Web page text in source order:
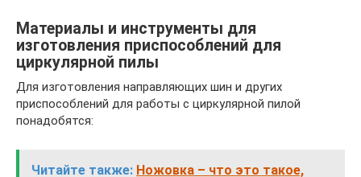
Материалы и инструменты для
изготовления приспособлений для
циркулярной пилы
Для изготовления направляющих шин и других
приспособлений для работы с циркулярной пилой
понадобятся:
Читайте также: Ножовка – что это такое,